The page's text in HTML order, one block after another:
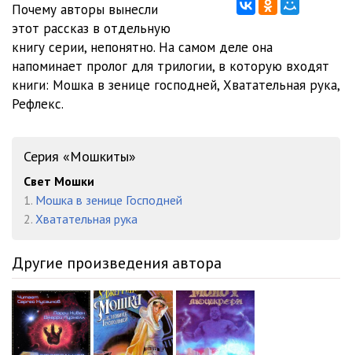
Почему авторы вынесли
этот рассказ в отдельную
книгу серии, непонятно. На самом деле она
напоминает пролог для трилогии, в которую входят
книги: Мошка в зенице господней, Хватательная рука,
Рефлекс.
Серия «Мошкиты»
Свет Мошки
1. Мошка в зенице Господней
2. Хватательная рука
Другие произведения автора